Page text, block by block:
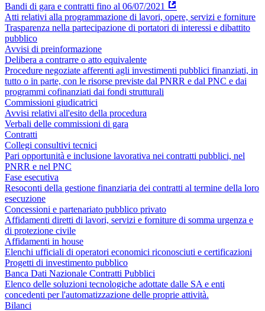
Bandi di gara e contratti fino al 06/07/2021
Atti relativi alla programmazione di lavori, opere, servizi e forniture
Trasparenza nella partecipazione di portatori di interessi e dibattito
pubblico
Avvisi di preinformazione
Delibera a contrarre o atto equivalente
Procedure negoziate afferenti agli investimenti pubblici finanziati, in
tutto o in parte, con le risorse previste dal PNRR e dal PNC e dai
programmi cofinanziati dai fondi strutturali
Commissioni giudicatrici
Avvisi relativi all'esito della procedura
Verbali delle commissioni di gara
Contratti
Collegi consultivi tecnici
Pari opportunità e inclusione lavorativa nei contratti pubblici, nel
PNRR e nel PNC
Fase esecutiva
Resoconti della gestione finanziaria dei contratti al termine della loro
esecuzione
Concessioni e partenariato pubblico privato
Affidamenti diretti di lavori, servizi e forniture di somma urgenza e
di protezione civile
Affidamenti in house
Elenchi ufficiali di operatori economici riconosciuti e certificazioni
Progetti di investimento pubblico
Banca Dati Nazionale Contratti Pubblici
Elenco delle soluzioni tecnologiche adottate dalle SA e enti
concedenti per l'automatizzazione delle proprie attività.
Bilanci